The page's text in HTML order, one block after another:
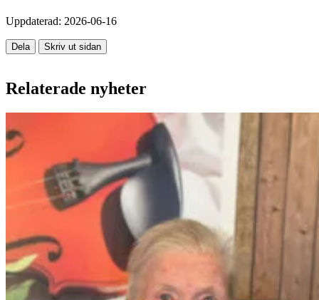
Uppdaterad: 2026-06-16
Dela Skriv ut sidan
Relaterade nyheter